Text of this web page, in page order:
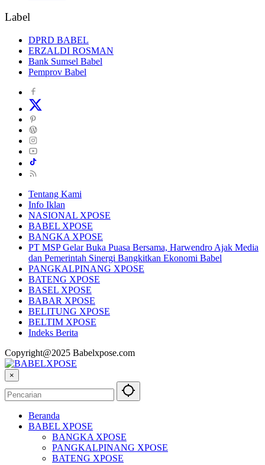
Label
DPRD BABEL
ERZALDI ROSMAN
Bank Sumsel Babel
Pemprov Babel
Tentang Kami
Info Iklan
NASIONAL XPOSE
BABEL XPOSE
BANGKA XPOSE
PT MSP Gelar Buka Puasa Bersama, Harwendro Ajak Media
dan Pemerintah Sinergi Bangkitkan Ekonomi Babel
PANGKALPINANG XPOSE
BATENG XPOSE
BASEL XPOSE
BABAR XPOSE
BELITUNG XPOSE
BELTIM XPOSE
Indeks Berita
Copyright@2025 Babelxpose.com
×
Beranda
BABEL XPOSE
BANGKA XPOSE
PANGKALPINANG XPOSE
BATENG XPOSE